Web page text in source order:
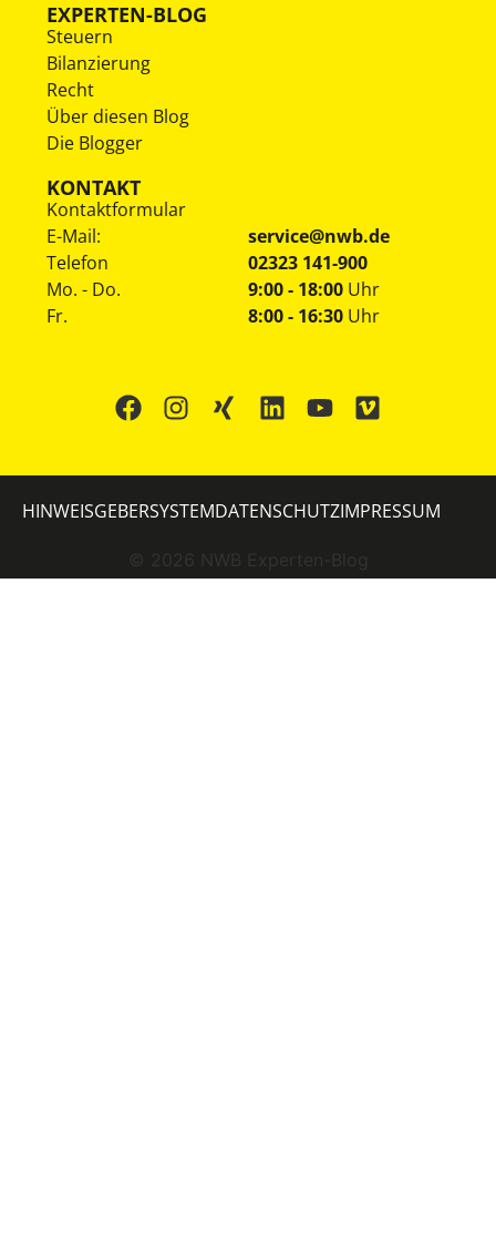
EXPERTEN-BLOG
Steuern
Bilanzierung
Recht
Über diesen Blog
Die Blogger
KONTAKT
Kontaktformular
E-Mail:
service@nwb.de
Telefon
02323 141-900
Mo. - Do.
Fr.
9:00 - 18:00 Uhr
8:00 - 16:30 Uhr
© 2026 NWB Experten-Blog
HINWEISGEBERSYSTEMDATENSCHUTZIMPRESSUM